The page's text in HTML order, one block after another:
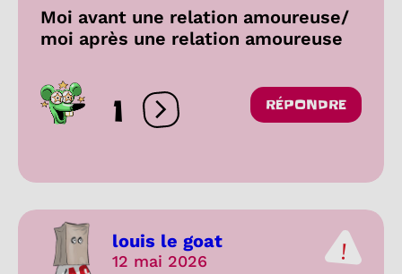
Moi avant une relation amoureuse/
moi après une relation amoureuse
1 Ouvrir les réactions
RÉPONDRE
louis le goat
12 mai 2026